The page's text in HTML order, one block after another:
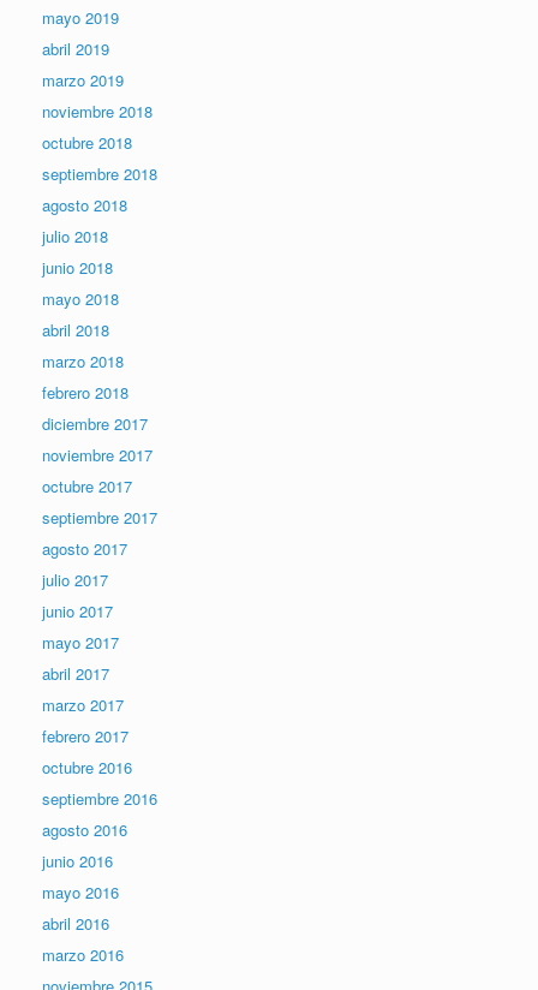
mayo 2019
abril 2019
marzo 2019
noviembre 2018
octubre 2018
septiembre 2018
agosto 2018
julio 2018
junio 2018
mayo 2018
abril 2018
marzo 2018
febrero 2018
diciembre 2017
noviembre 2017
octubre 2017
septiembre 2017
agosto 2017
julio 2017
junio 2017
mayo 2017
abril 2017
marzo 2017
febrero 2017
octubre 2016
septiembre 2016
agosto 2016
junio 2016
mayo 2016
abril 2016
marzo 2016